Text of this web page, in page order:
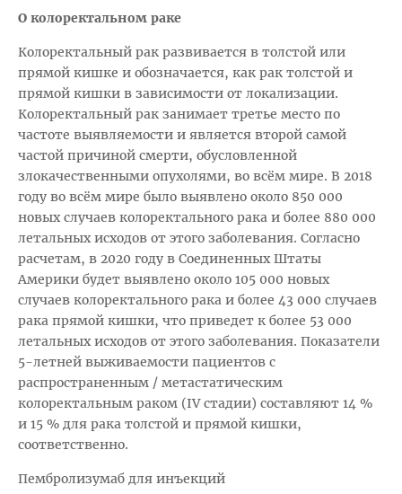
О колоректальном раке
Колоректальный рак развивается в толстой или
прямой кишке и обозначается, как рак толстой и
прямой кишки в зависимости от локализации.
Колоректальный рак занимает третье место по
частоте выявляемости и является второй самой
частой причиной смерти, обусловленной
злокачественными опухолями, во всём мире. В 2018
году во всём мире было выявлено около 850 000
новых случаев колоректального рака и более 880 000
летальных исходов от этого заболевания. Согласно
расчетам, в 2020 году в Соединенных Штаты
Америки будет выявлено около 105 000 новых
случаев колоректального рака и более 43 000 случаев
рака прямой кишки, что приведет к более 53 000
летальных исходов от этого заболевания. Показатели
5-летней выживаемости пациентов с
распространенным / метастатическим
колоректальным раком (IV стадии) составляют 14 %
и 15 % для рака толстой и прямой кишки,
соответственно.
Пембролизумаб для инъекций